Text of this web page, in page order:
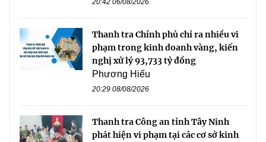
20:42 06/08/2026
Thanh tra Chính phủ chỉ ra nhiều vi
phạm trong kinh doanh vàng, kiến
nghị xử lý 93,733 tỷ đồng
Phương Hiếu
20:29 08/08/2026
Thanh tra Công an tỉnh Tây Ninh
phát hiện vi phạm tại các cơ sở kinh